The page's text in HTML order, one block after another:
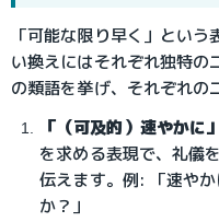
「可能な限り早く」とい
い換えにはそれぞれ独特の
の類語を挙げ、それぞれの
「（可及的）速やかに」
を求める表現で、礼儀
伝えます。例: 「速や
か？」